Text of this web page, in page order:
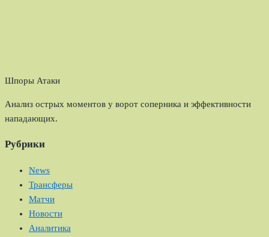
Шпоры Атаки
Анализ острых моментов у ворот соперника и эффективности
нападающих.
Рубрики
News
Трансферы
Матчи
Новости
Аналитика